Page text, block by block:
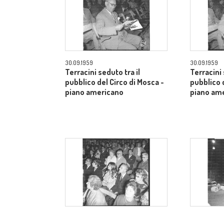
30.09.1959
Terracini seduto tra il
pubblico del Circo di Mosca -
piano americano
30.09.1959
Terracini
pubblico
piano